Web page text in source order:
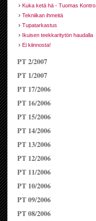
Kuka ketä hä - Tuomas Kontro
Tekniikan ihmeitä
Tupatarkastus
Ikuisen teekkaritytön haudalla
Ei kiinnosta!
PT 2/2007
PT 1/2007
PT 17/2006
PT 16/2006
PT 15/2006
PT 14/2006
PT 13/2006
PT 12/2006
PT 11/2006
PT 10/2006
PT 09/2006
PT 08/2006